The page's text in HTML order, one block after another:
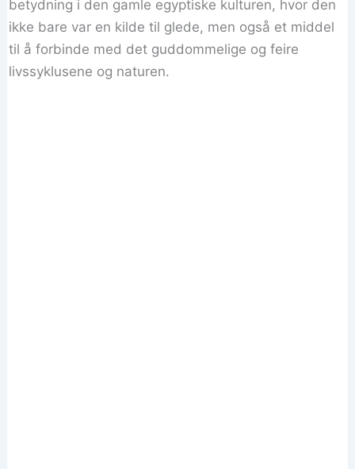
betydning i den gamle egyptiske kulturen, hvor den
ikke bare var en kilde til glede, men også et middel
til å forbinde med det guddommelige og feire
livssyklusene og naturen.